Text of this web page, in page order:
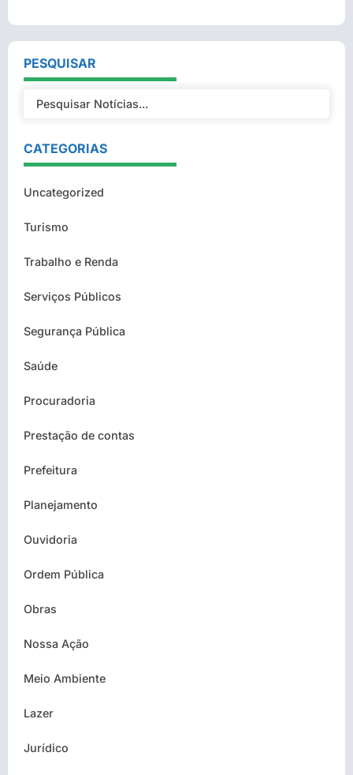
PESQUISAR
CATEGORIAS
Uncategorized
Turismo
Trabalho e Renda
Serviços Públicos
Segurança Pública
Saúde
Procuradoria
Prestação de contas
Prefeitura
Planejamento
Ouvidoria
Ordem Pública
Obras
Nossa Ação
Meio Ambiente
Lazer
Jurídico